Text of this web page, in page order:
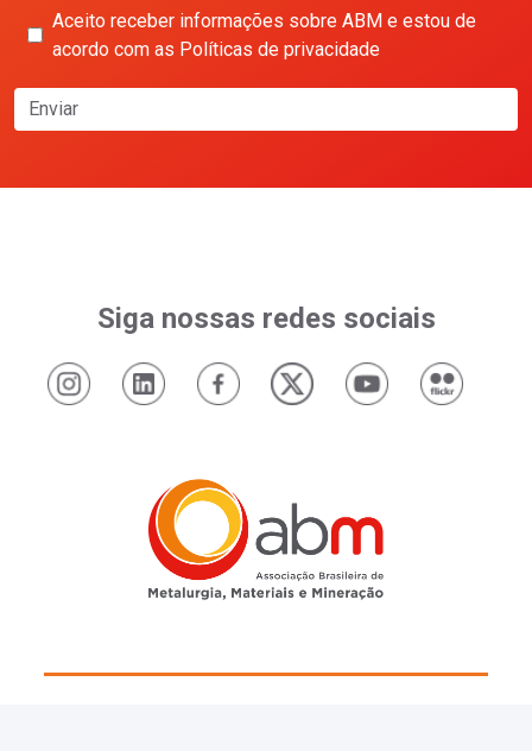
Aceito receber informações sobre ABM e estou de
acordo com as Políticas de privacidade
Enviar
Siga nossas redes sociais